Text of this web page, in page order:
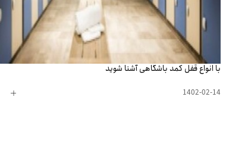
با انواع قفل کمد باشگاهی آشنا شوید
1402-02-14